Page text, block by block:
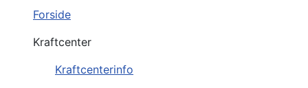
Forside
Kraftcenter
Kraftcenterinfo